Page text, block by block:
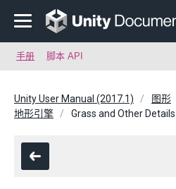
手册 脚本 API
Unity User Manual (2017.1) 图形
地形引擎
Grass and Other Details